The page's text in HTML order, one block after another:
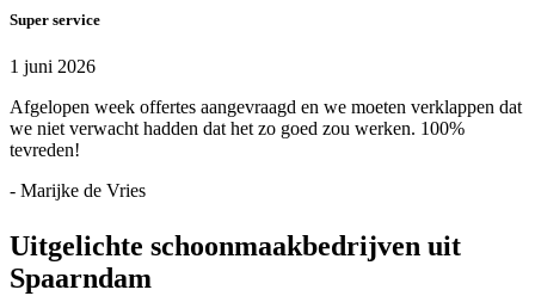
Super service
1 juni 2026
Afgelopen week offertes aangevraagd en we moeten verklappen dat
we niet verwacht hadden dat het zo goed zou werken. 100%
tevreden!
- Marijke de Vries
Uitgelichte schoonmaakbedrijven uit
Spaarndam